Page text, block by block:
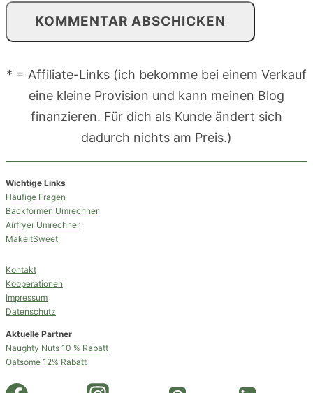
* = Affiliate-Links (ich bekomme bei einem Verkauf
eine kleine Provision und kann meinen Blog
finanzieren. Für dich als Kunde ändert sich
dadurch nichts am Preis.)
Wichtige Links
Häufige Fragen
Backformen Umrechner
Airfryer Umrechner
MakeItSweet
Kontakt
Kooperationen
Impressum
Datenschutz
Aktuelle Partner
Naughty Nuts 10 % Rabatt
Oatsome 12% Rabatt